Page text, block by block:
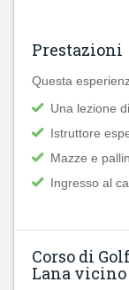
Prestazioni
Questa
Una lezione
Istruttore
Mazze e
Ingresso al
Corso di
Lana vicino